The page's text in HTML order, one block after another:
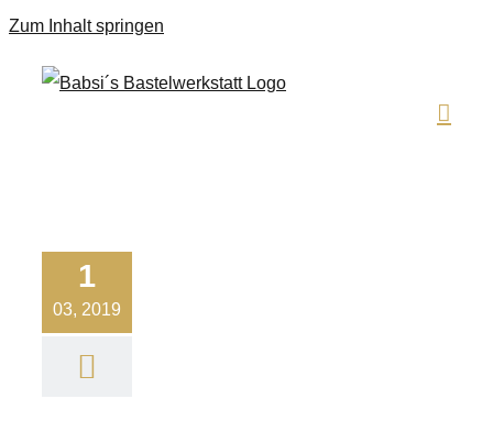
Zum Inhalt springen
1
03, 2019